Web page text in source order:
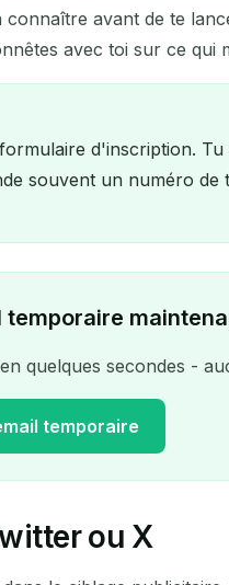
avant de te
avec toi sur ce qui
d'inscription.
souvent un numéro
temporaire
quelques secondes -
temporaire
mail
ou X